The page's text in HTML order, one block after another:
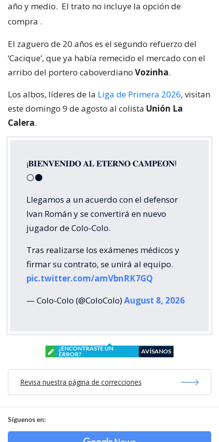
año y medio. El trato no incluye la opción de
compra .
El zaguero de 20 años es el segundo refuerzo del
‘Cacique’, que ya había remecido el mercado con el
arribo del portero caboverdiano Vozinha.
Los albos, líderes de la Liga de Primera 2026, visitan
este domingo 9 de agosto al colista Unión La
Calera.
¡𝐁𝐈𝐄𝐍𝐕𝐄𝐍𝐈𝐃𝐎 𝐀𝐋 𝐄𝐓𝐄𝐑𝐍𝐎 𝐂𝐀𝐌𝐏𝐄𝐎́𝐍!
⚪⚫
Llegamos a un acuerdo con el defensor
Ivan Román y se convertirá en nuevo
jugador de Colo-Colo.
Tras realizarse los exámenes médicos y
firmar su contrato, se unirá al equipo.
pic.twitter.com/amVbnRK7GQ
— Colo-Colo (@ColoColo)August 8, 2026
¿ENCONTRASTE UN
ERROR?
AVÍSANOS
Revisa nuestra página de correcciones
Síguenos en: